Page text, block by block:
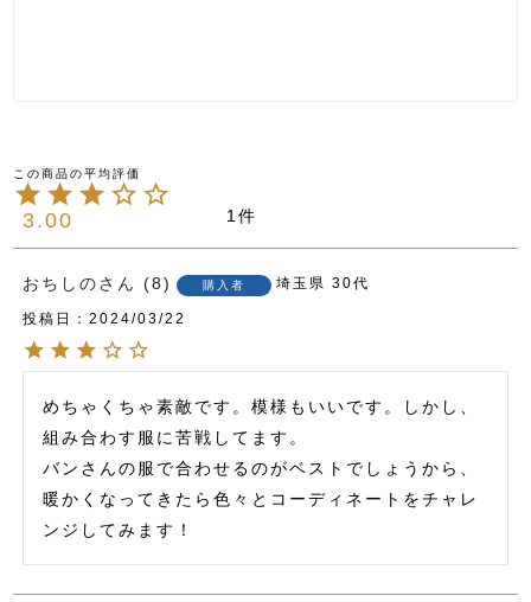
3.00 1
おちしの 8 購入者 埼玉県 30代
投稿日 2024/03/22
めちゃくちゃ素敵です。模様もいいです。しかし、
組み合わす服に苦戦してます。
バンさんの服で合わせるのがベストでしょうから、
暖かくなってきたら色々とコーディネートをチャレ
ンジしてみます！